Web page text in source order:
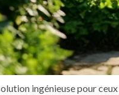
ingénieuse pour